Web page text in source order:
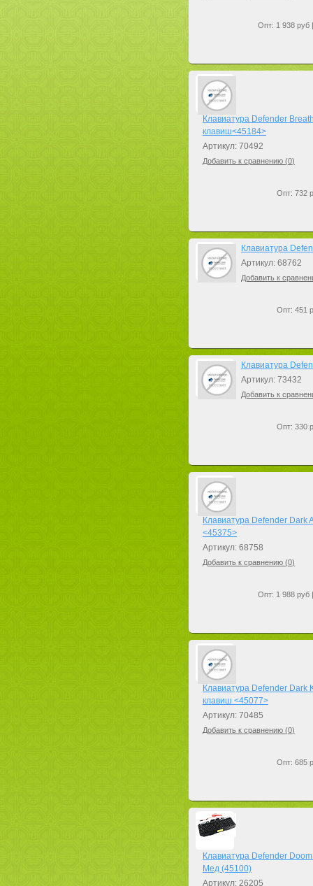
Опт: 1 938 руб
Клавиатура Defender
клавиш<45184>
Артикул: 70492
Добавить к сравнению (0)
Опт: 732
Клавиатура
Артикул: 68762
Добавить к
Опт: 451
Клавиатура
Артикул: 73432
Добавить к
Опт: 330
Клавиатура Defender Dark
<45375>
Артикул: 68758
Добавить к сравнению (0)
Опт: 1 988 руб
Клавиатура Defender Dark
клавиш <45077>
Артикул: 70485
Добавить к сравнению (0)
Опт: 685
Клавиатура Defender
Мед (45100)
Артикул: 26205